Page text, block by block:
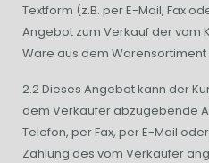
Textform (z.B. per E-Mail, Fax
Angebot zum Verkauf der vom
Ware aus dem
2.2 Dieses Angebot kann der
dem Verkäufer abzugebende
Telefon, per Fax, per E-Mail
Zahlung des vom Verkäufer